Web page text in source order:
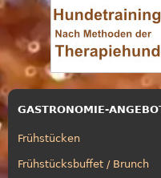
GASTRONOMIE-
Frühstücken
Frühstücksbuffet / Brunch